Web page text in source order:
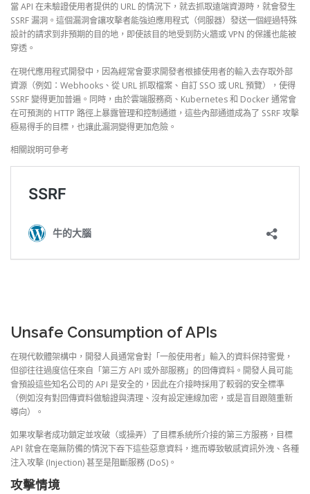
當 API 在未驗證使用者提供的 URL 的情況下，就去抓取遠端資源時，就會發生
SSRF 漏洞。這個漏洞會讓攻擊者能強迫應用程式（伺服器）發送一個經過特殊
設計的請求到非預期的目的地，即使該目的地受到防火牆或 VPN 的保護也能被
穿透。
在現代應用程式開發中，因為經常會要求開發者根據使用者的輸入去存取外部
資源（例如：Webhooks、從 URL 抓取檔案、自訂 SSO 或 URL 預覽），使得
SSRF 變得更加普遍。同時，由於雲端服務商、Kubernetes 和 Docker 通常會
在可預測的 HTTP 路徑上暴露管理和控制通道，這些內部通道成為了 SSRF 攻擊
極易得手的目標，也讓此漏洞變得更加危險。
相關說明可參考
Unsafe Consumption of APIs
在現代軟體架構中，開發人員通常會對「一般使用者」輸入的資料保持警覺，
但卻往往過度信任來自「第三方 API 或外部服務」的回傳資料。開發人員可能
會預設這些知名公司的 API 是安全的，因此在介接時採用了較弱的安全標準
（例如沒有對回傳資料做驗證與清理、沒有設定連線加密，或是盲目跟隨重新
導向）。
如果攻擊者成功鎖定並攻破（或操弄）了目標系統所介接的第三方服務，目標
API 就會在毫無防備的情況下吞下這些惡意資料，進而導致敏感資訊外洩、各種
注入攻擊 (Injection) 甚至是阻斷服務 (DoS)。
攻擊情境